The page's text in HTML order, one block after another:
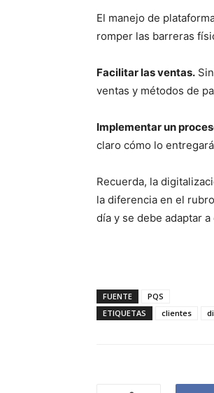
El manejo de
romper las barreras
Facilitar las ventas.
ventas y métodos de
Implementar un
claro cómo lo
Recuerda, la
la diferencia en el
día y se debe adaptar
FUENTE
PQS
ETIQUETAS
clientes